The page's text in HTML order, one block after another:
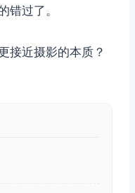
错过了。
接近摄影的本质？